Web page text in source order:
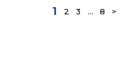
1 2 3 ... 8 >